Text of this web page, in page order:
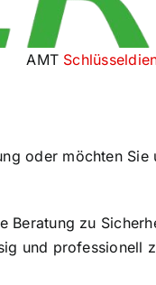
AMT
oder möchten
zu
und